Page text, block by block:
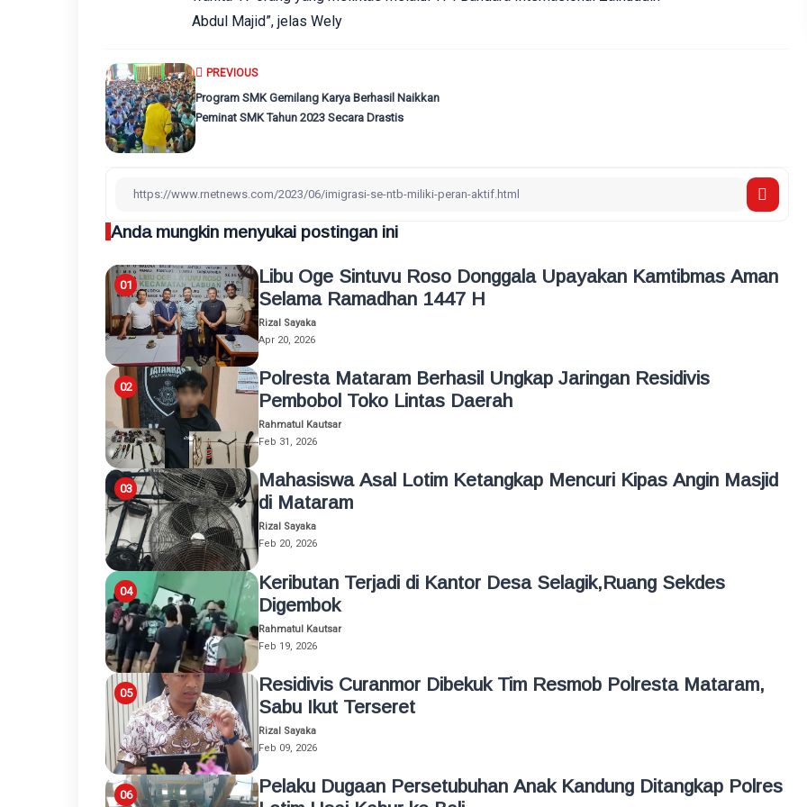
Abdul Majid”, jelas Wely
PREVIOUS
Program SMK Gemilang Karya Berhasil Naikkan
Peminat SMK Tahun 2023 Secara Drastis
Anda mungkin menyukai postingan ini
Libu Oge Sintuvu Roso Donggala Upayakan Kamtibmas Aman
Selama Ramadhan 1447 H
Rizal Sayaka
Apr 20, 2026
Polresta Mataram Berhasil Ungkap Jaringan Residivis
Pembobol Toko Lintas Daerah
Rahmatul Kautsar
Feb 31, 2026
Mahasiswa Asal Lotim Ketangkap Mencuri Kipas Angin Masjid
di Mataram
Rizal Sayaka
Feb 20, 2026
Keributan Terjadi di Kantor Desa Selagik,Ruang Sekdes
Digembok
Rahmatul Kautsar
Feb 19, 2026
Residivis Curanmor Dibekuk Tim Resmob Polresta Mataram,
Sabu Ikut Terseret
Rizal Sayaka
Feb 09, 2026
Pelaku Dugaan Persetubuhan Anak Kandung Ditangkap Polres